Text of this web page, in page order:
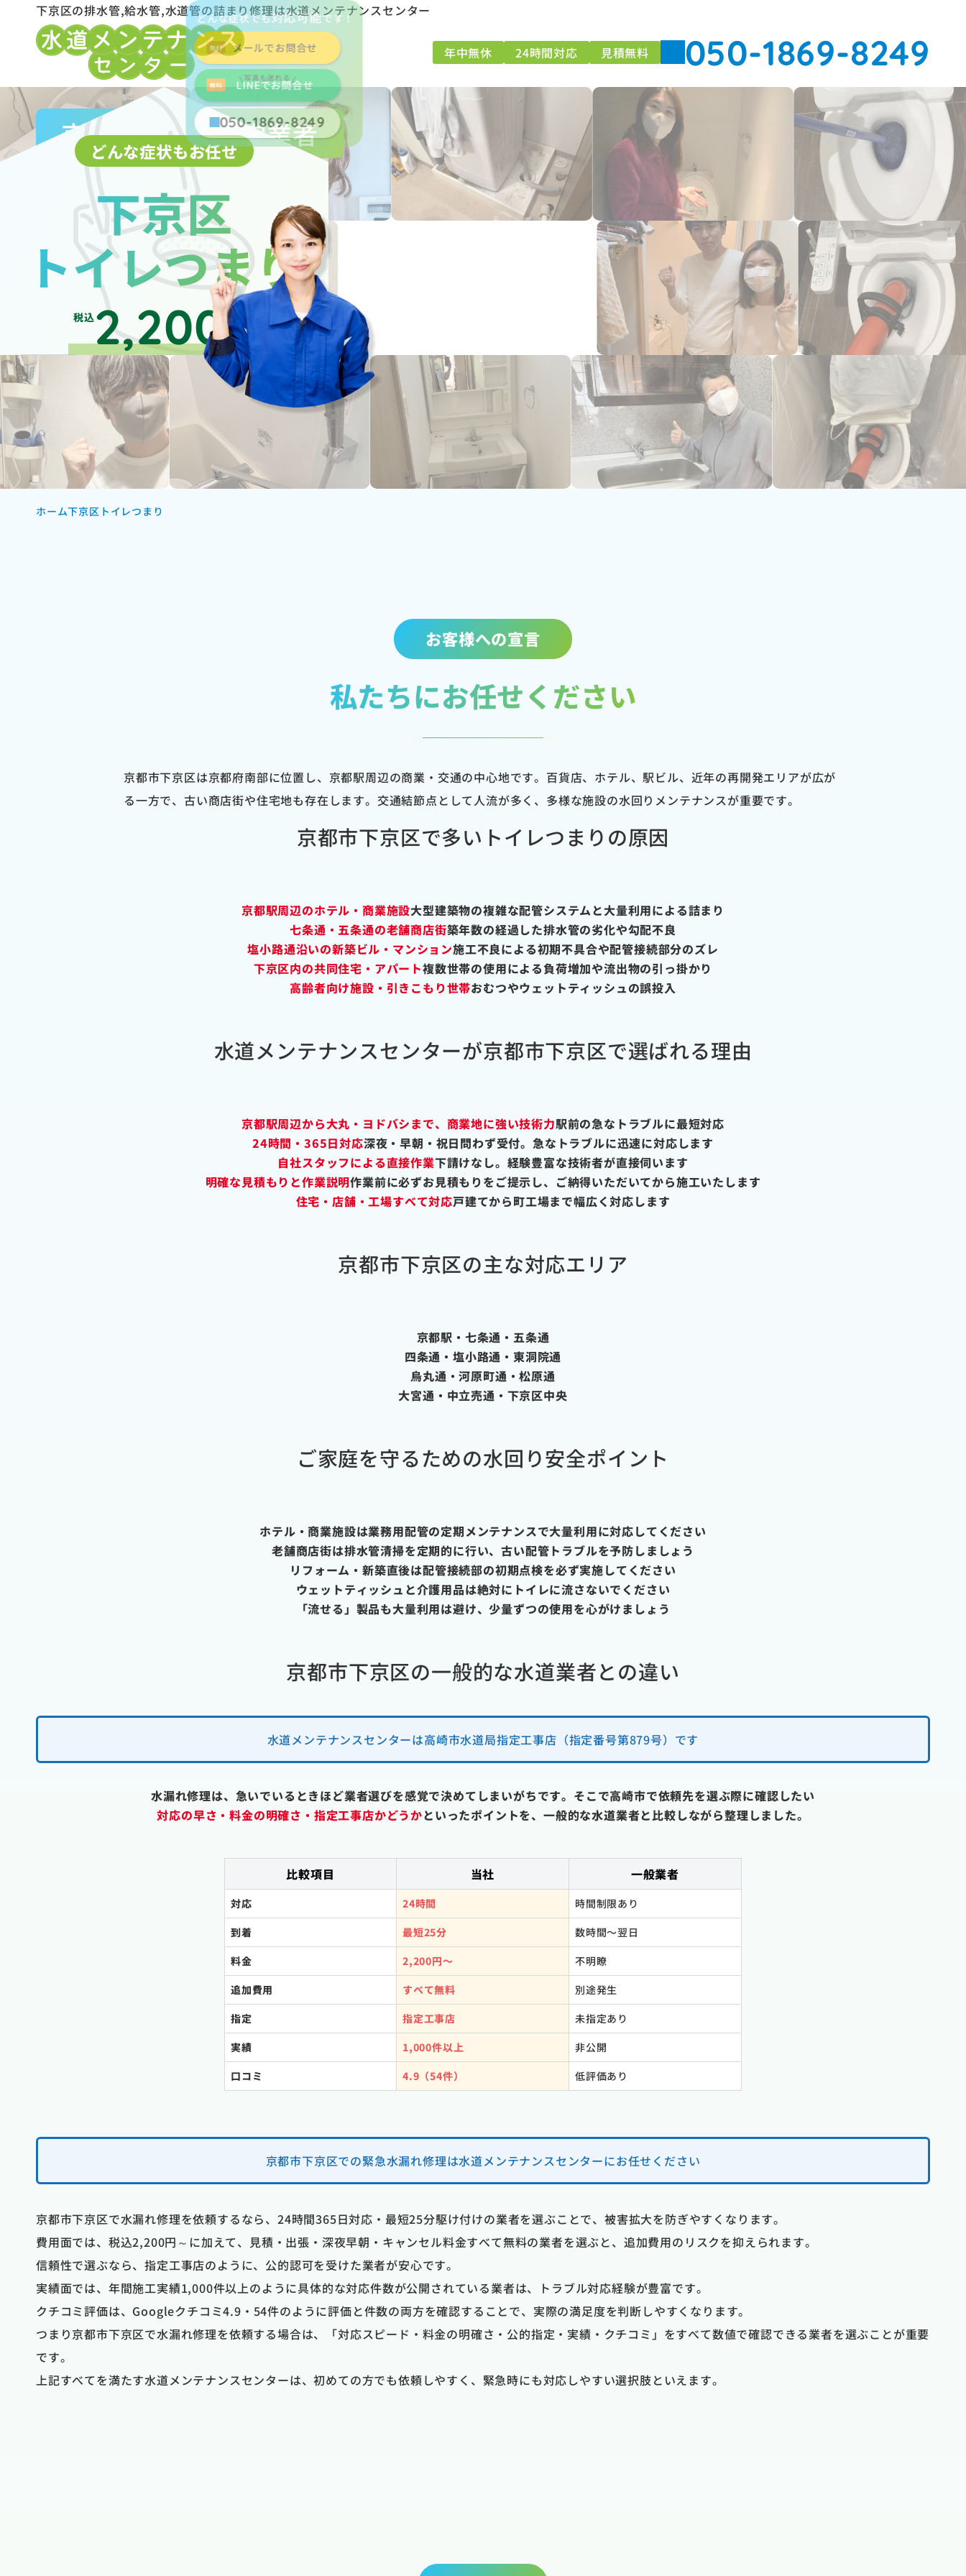
下京区の排水管,給水管,水道管の詰まり修理は水道メンテナンスセンター
年中無休 24時間対応 見積無料 050-1869-8249
京都市水道局指定業者
どんな症状もお任せ
下京区
トイレつまり
税込2,200円～
ホーム下京区トイレつまり
お客様への宣言
私たちにお任せください
京都市下京区は京都府南部に位置し、京都駅周辺の商業・交通の中心地です。百貨店、ホテル、駅ビル、近年の再開発エリアが広が
る一方で、古い商店街や住宅地も存在します。交通結節点として人流が多く、多様な施設の水回りメンテナンスが重要です。
京都市下京区で多いトイレつまりの原因
京都駅周辺のホテル・商業施設大型建築物の複雑な配管システムと大量利用による詰まり
七条通・五条通の老舗商店街築年数の経過した排水管の劣化や勾配不良
塩小路通沿いの新築ビル・マンション施工不良による初期不具合や配管接続部分のズレ
下京区内の共同住宅・アパート複数世帯の使用による負荷増加や流出物の引っ掛かり
高齢者向け施設・引きこもり世帯おむつやウェットティッシュの誤投入
水道メンテナンスセンターが京都市下京区で選ばれる理由
京都駅周辺から大丸・ヨドバシまで、商業地に強い技術力駅前の急なトラブルに最短対応
24時間・365日対応深夜・早朝・祝日問わず受付。急なトラブルに迅速に対応します
自社スタッフによる直接作業下請けなし。経験豊富な技術者が直接伺います
明確な見積もりと作業説明作業前に必ずお見積もりをご提示し、ご納得いただいてから施工いたします
住宅・店舗・工場すべて対応戸建てから町工場まで幅広く対応します
京都市下京区の主な対応エリア
京都駅・七条通・五条通
四条通・塩小路通・東洞院通
烏丸通・河原町通・松原通
大宮通・中立売通・下京区中央
ご家庭を守るための水回り安全ポイント
ホテル・商業施設は業務用配管の定期メンテナンスで大量利用に対応してください
老舗商店街は排水管清掃を定期的に行い、古い配管トラブルを予防しましょう
リフォーム・新築直後は配管接続部の初期点検を必ず実施してください
ウェットティッシュと介護用品は絶対にトイレに流さないでください
「流せる」製品も大量利用は避け、少量ずつの使用を心がけましょう
京都市下京区の一般的な水道業者との違い
水道メンテナンスセンターは高崎市水道局指定工事店（指定番号第879号）です
水漏れ修理は、急いでいるときほど業者選びを感覚で決めてしまいがちです。そこで高崎市で依頼先を選ぶ際に確認したい
対応の早さ・料金の明確さ・指定工事店かどうかといったポイントを、一般的な水道業者と比較しながら整理しました。
比較項目 当社 一般業者
対応 24時間
時間制限あり
到着
最短25分
数時間〜翌日
料金
2,200円〜
不明瞭
追加費用
すべて無料
別途発生
指定
指定工事店
未指定あり
実績
1,000件以上
非公開
口コミ
4.9（54件） 低評価あり
京都市下京区での緊急水漏れ修理は水道メンテナンスセンターにお任せください
京都市下京区で水漏れ修理を依頼するなら、24時間365日対応・最短25分駆け付けの業者を選ぶことで、被害拡大を防ぎやすくなります。
費用面では、税込2,200円～に加えて、見積・出張・深夜早朝・キャンセル料金すべて無料の業者を選ぶと、追加費用のリスクを抑えられます。
信頼性で選ぶなら、指定工事店のように、公的認可を受けた業者が安心です。
実績面では、年間施工実績1,000件以上のように具体的な対応件数が公開されている業者は、トラブル対応経験が豊富です。
クチコミ評価は、Googleクチコミ4.9・54件のように評価と件数の両方を確認することで、実際の満足度を判断しやすくなります。
つまり京都市下京区で水漏れ修理を依頼する場合は、「対応スピード・料金の明確さ・公的指定・実績・クチコミ」をすべて数値で確認できる業者を選ぶことが重要
です。
上記すべてを満たす水道メンテナンスセンターは、初めての方でも依頼しやすく、緊急時にも対応しやすい選択肢といえます。
どんな症状でも対応可能です！
メールでお問合せ
写真も送れる
LINEでお問合せ
050-1869-8249